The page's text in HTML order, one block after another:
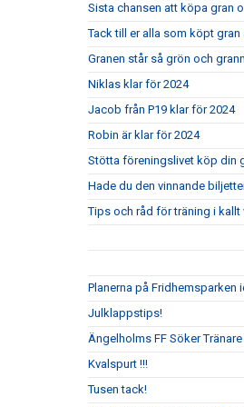
Sista chansen att köpa gran
Tack till er alla som köpt gran
Granen står så grön och
Niklas klar för 2024
Jacob från P19 klar för 2024
Robin är klar för 2024
Stötta föreningslivet köp din
Hade du den vinnande
Tips och råd för träning i kallt
Planerna på Fridhemsparken
Julklappstips!
Ängelholms FF Söker
Kvalspurt !!!
Tusen tack!